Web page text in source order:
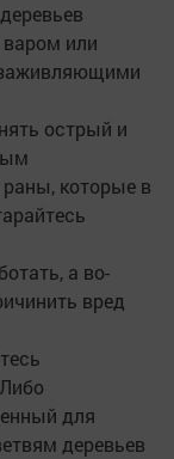
или
острый и
которые в
а во-
вред
для
деревьев